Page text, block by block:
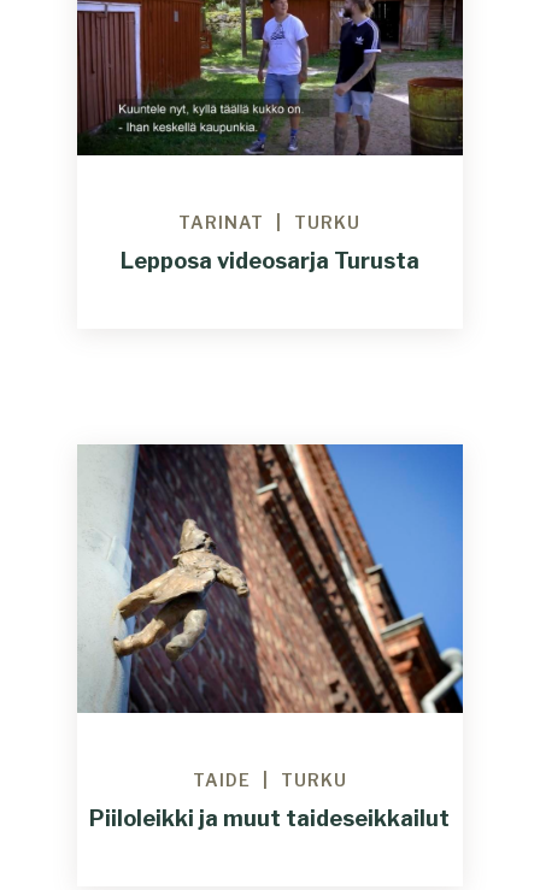
TARINAT TURKU
Lepposa videosarja Turusta
TAIDE TURKU
Piiloleikki ja muut taideseikkailut